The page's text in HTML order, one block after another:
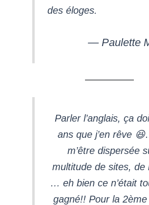
des éloges.
— Paulette
Parler l’anglais, ça
ans que j’en rêve
m’être dispersée
multitude de sites, de
… eh bien ce n’était
gagné!! Pour la